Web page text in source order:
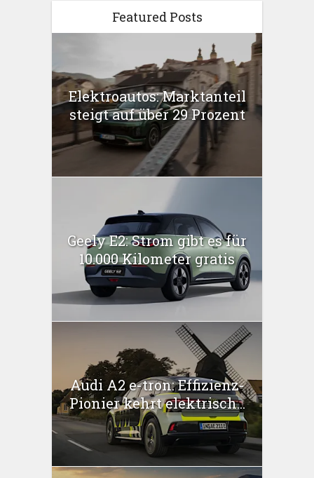
Featured Posts
Elektroautos: Marktanteil
steigt auf über 29 Prozent
Geely E2: Strom gibt es für
10.000 Kilometer gratis
Audi A2 e-tron: Effizienz-
Pionier kehrt elektrisch...